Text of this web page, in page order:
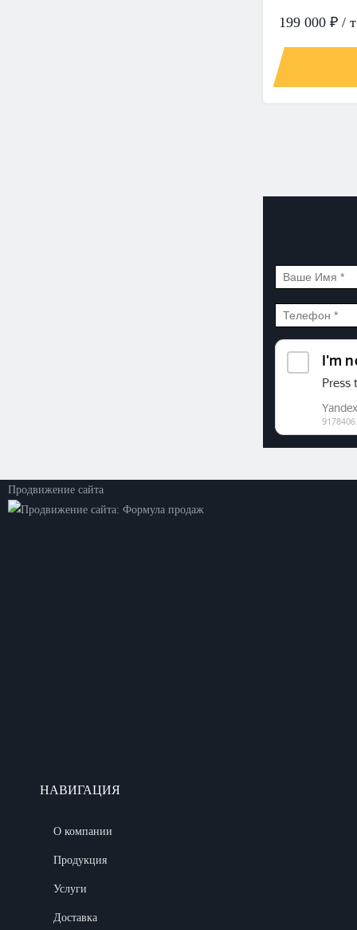
199 000 ₽ / т
Продвижение сайта
НАВИГАЦИЯ
О компании
Продукция
Услуги
Доставка